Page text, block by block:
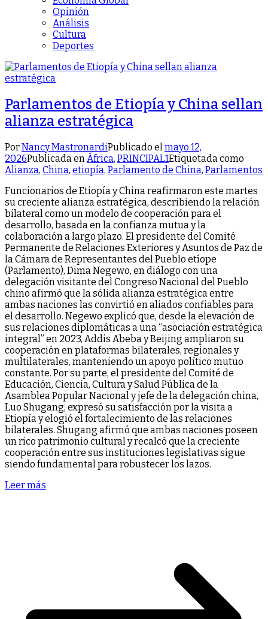
Opinión
Análisis
Cultura
Deportes
Parlamentos de Etiopía y China sellan
alianza estratégica
PorNancy MastronardiPublicado elmayo 12,
2026Publicada enÁfrica, PRINCIPAL1Etiquetada como
Alianza, China, etiopía, Parlamento de China, Parlamentos
Funcionarios de Etiopía y China reafirmaron este martes
su creciente alianza estratégica, describiendo la relación
bilateral como un modelo de cooperación para el
desarrollo, basada en la confianza mutua y la
colaboración a largo plazo. El presidente del Comité
Permanente de Relaciones Exteriores y Asuntos de Paz de
la Cámara de Representantes del Pueblo etíope
(Parlamento), Dima Negewo, en diálogo con una
delegación visitante del Congreso Nacional del Pueblo
chino afirmó que la sólida alianza estratégica entre
ambas naciones las convirtió en aliados confiables para
el desarrollo. Negewo explicó que, desde la elevación de
sus relaciones diplomáticas a una “asociación estratégica
integral” en 2023, Addis Abeba y Beijing ampliaron su
cooperación en plataformas bilaterales, regionales y
multilaterales, manteniendo un apoyo político mutuo
constante. Por su parte, el presidente del Comité de
Educación, Ciencia, Cultura y Salud Pública de la
Asamblea Popular Nacional y jefe de la delegación china,
Luo Shugang, expresó su satisfacción por la visita a
Etiopía y elogió el fortalecimiento de las relaciones
bilaterales. Shugang afirmó que ambas naciones poseen
un rico patrimonio cultural y recalcó que la creciente
cooperación entre sus instituciones legislativas sigue
siendo fundamental para robustecer los lazos.
Leer más